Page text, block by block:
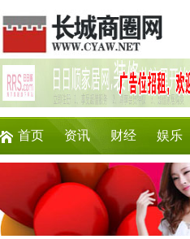
首页 资讯 财经 娱乐
游戏 美食 商讯